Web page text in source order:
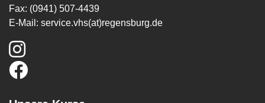
Fax: (0941) 507-4439
E-Mail: service.vhs(at)regensburg.de